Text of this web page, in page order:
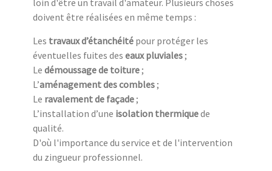
loin d'être un travail d'amateur. Plusieurs choses
doivent être réalisées en même temps :
Les travaux d’étanchéité pour protéger les
éventuelles fuites des eaux pluviales;
Le démoussage de toiture;
L’aménagement des combles;
Le ravalement de façade;
L’installation d’une isolation thermiquede
qualité.
D'où l'importance du service et de l'intervention
du zingueur professionnel.